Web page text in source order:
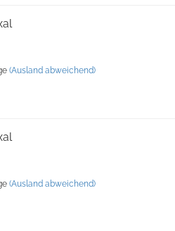
(Ausland abweichend)
(Ausland abweichend)